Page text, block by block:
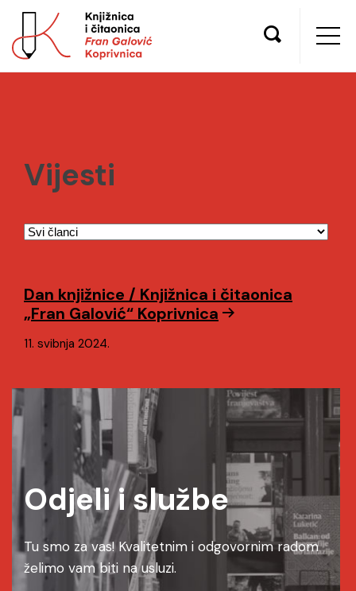
Vijesti
Dan knjižnice / Knjižnica i čitaonica
„Fran Galović“ Koprivnica
11. svibnja 2024.
Odjeli i službe
Tu smo za vas! Kvalitetnim i odgovornim radom
želimo vam biti na usluzi.